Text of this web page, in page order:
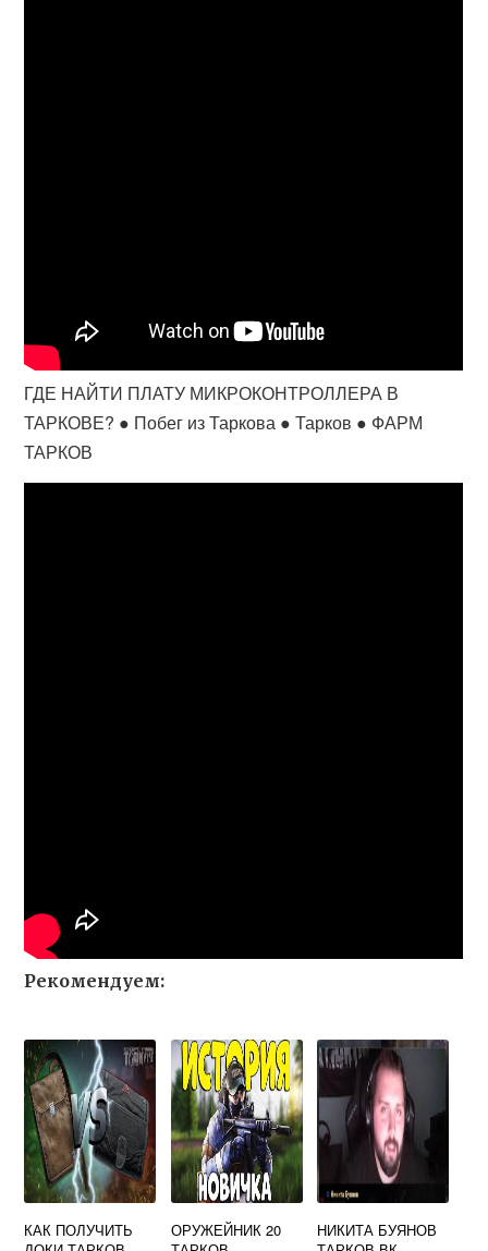
ГДЕ НАЙТИ ПЛАТУ МИКРОКОНТРОЛЛЕРА В
ТАРКОВЕ? ● Побег из Таркова ● Тарков ● ФАРМ
ТАРКОВ
Рекомендуем:
КАК ПОЛУЧИТЬ
ОРУЖЕЙНИК 20
НИКИТА БУЯНОВ